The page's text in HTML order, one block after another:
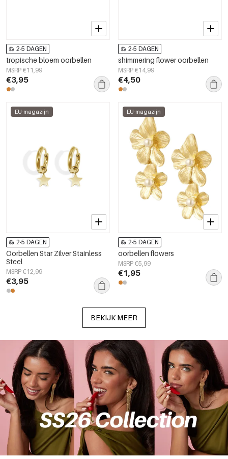
2-5 DAGEN
tropische bloem oorbellen
MSRP €11,99
€3,95
2-5 DAGEN
shimmering flower oorbellen
MSRP €14,99
€4,50
EU-magazijn
2-5 DAGEN
Oorbellen Star Zilver Stainless
Steel
MSRP €12,99
€3,95
EU-magazijn
2-5 DAGEN
oorbellen flowers
MSRP €5,99
€1,95
BEKIJK MEER